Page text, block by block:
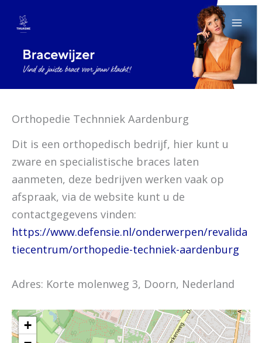
naar
inhoud
Orthopedie Technniek Aardenburg
Dit is een orthopedisch bedrijf, hier kunt u
zware en specialistische braces laten
aanmeten, deze bedrijven werken vaak op
afspraak, via de website kunt u de
contactgegevens vinden:
https://www.defensie.nl/onderwerpen/revalida
tiecentrum/orthopedie-techniek-aardenburg
Adres: Korte molenweg 3, Doorn, Nederland
+